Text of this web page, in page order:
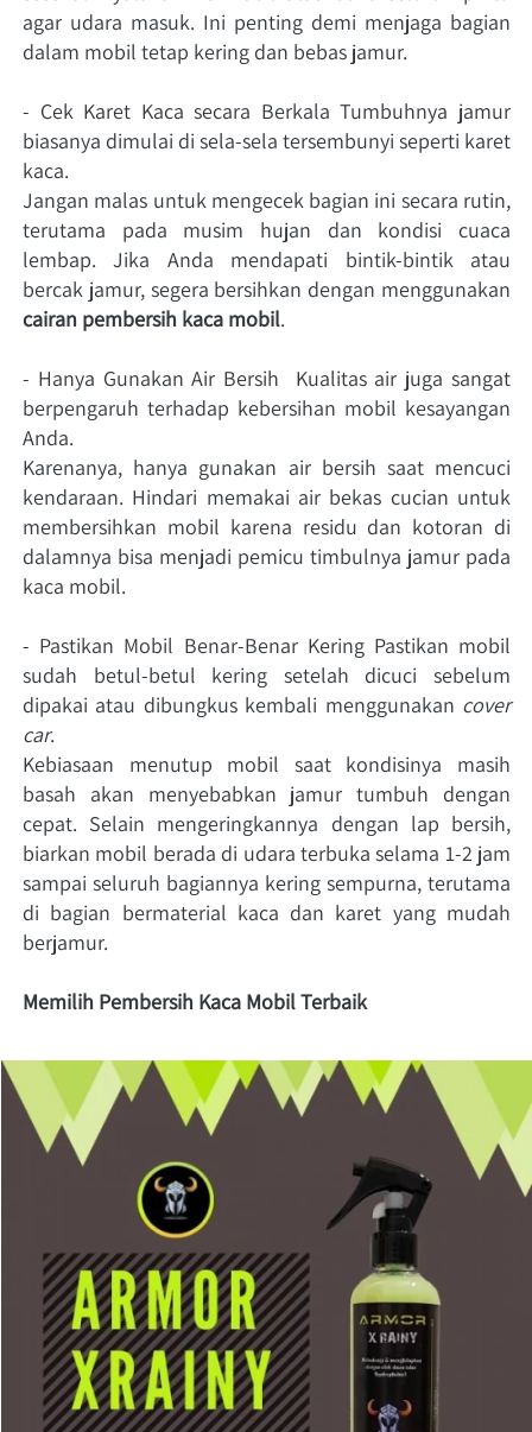
agar udara masuk. Ini penting demi menjaga bagian
dalam mobil tetap kering dan bebas jamur.
- Cek Karet Kaca secara Berkala Tumbuhnya jamur
biasanya dimulai di sela-sela tersembunyi seperti karet
kaca.
Jangan malas untuk mengecek bagian ini secara rutin,
terutama pada musim hujan dan kondisi cuaca
lembap. Jika Anda mendapati bintik-bintik atau
cairan pembersih kaca mobil.
- Hanya Gunakan Air Bersih  Kualitas air juga sangat
berpengaruh terhadap kebersihan mobil kesayangan
Anda.
Karenanya, hanya gunakan air bersih saat mencuci
kendaraan. Hindari memakai air bekas cucian untuk
membersihkan mobil karena residu dan kotoran di
dalamnya bisa menjadi pemicu timbulnya jamur pada
kaca mobil.
- Pastikan Mobil Benar-Benar Kering Pastikan mobil
sudah betul-betul kering setelah dicuci sebelum
dipakai atau dibungkus kembali menggunakan cover
car.
Kebiasaan menutup mobil saat kondisinya masih
basah akan menyebabkan jamur tumbuh dengan
cepat. Selain mengeringkannya dengan lap bersih,
biarkan mobil berada di udara terbuka selama 1-2 jam
sampai seluruh bagiannya kering sempurna, terutama
di bagian bermaterial kaca dan karet yang mudah
berjamur.
Memilih Pembersih Kaca Mobil Terbaik